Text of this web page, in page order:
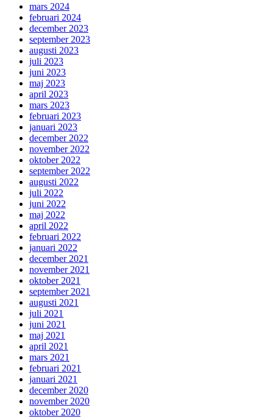
mars 2024
februari 2024
december 2023
september 2023
augusti 2023
juli 2023
juni 2023
maj 2023
april 2023
mars 2023
februari 2023
januari 2023
december 2022
november 2022
oktober 2022
september 2022
augusti 2022
juli 2022
juni 2022
maj 2022
april 2022
februari 2022
januari 2022
december 2021
november 2021
oktober 2021
september 2021
augusti 2021
juli 2021
juni 2021
maj 2021
april 2021
mars 2021
februari 2021
januari 2021
december 2020
november 2020
oktober 2020